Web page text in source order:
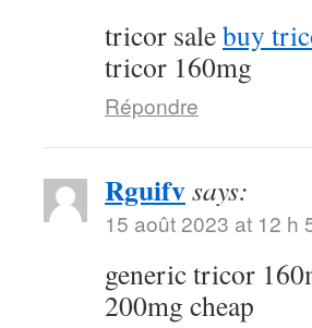
tricor salebuy
tricor 160mg
Répondre
Rguifvsays:
15 août 2023 at 12 h
generic tricor
200mg cheap